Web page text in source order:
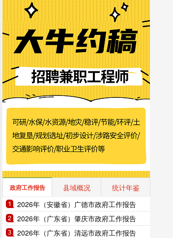
政府工作报告 县域概况
统计年鉴
2026年（安徽省）广德市政府工作报告
2026年（广东省）肇庆市政府工作报告
2026年（广东省）清远市政府工作报告